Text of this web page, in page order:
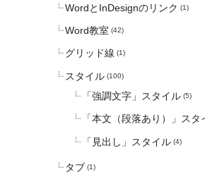
WordとInDesignのリンク (1)
Word教室 (42)
グリッド線 (1)
スタイル (100)
「強調文字」スタイル (5)
「本文（段落あり）」スタ
「見出し」スタイル (4)
タブ (1)